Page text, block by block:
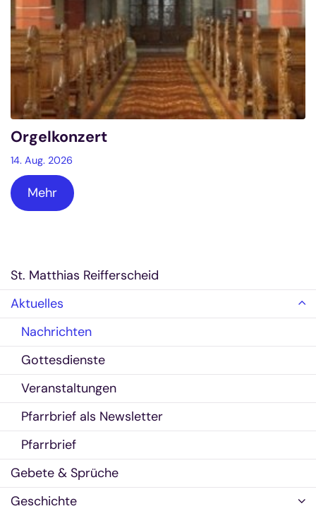
Orgelkonzert
14. Aug. 2026
Mehr
St. Matthias Reifferscheid
Aktuelles
Nachrichten
Gottesdienste
Veranstaltungen
Pfarrbrief als Newsletter
Pfarrbrief
Gebete & Sprüche
Geschichte